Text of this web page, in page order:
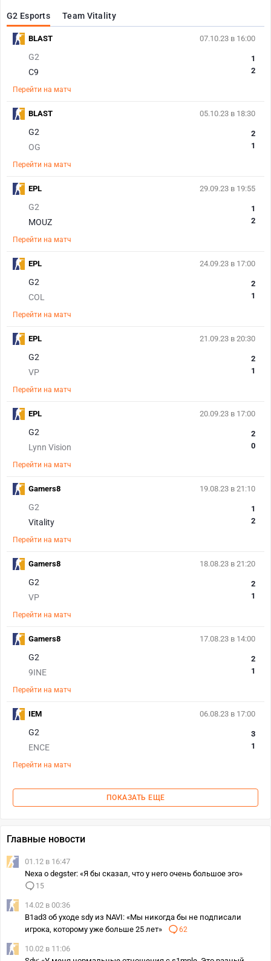
G2 Esports Team Vitality
07.10.23 в 16:00
G2
C9
1
2
Перейти на матч
BLAST
05.10.23 в 18:30
G2
OG
2
1
Перейти на матч
BLAST
29.09.23 в 19:55
G2
MOUZ
1
2
Перейти на матч
EPL
24.09.23 в 17:00
G2
COL
2
1
Перейти на матч
EPL
21.09.23 в 20:30
G2
VP
2
1
Перейти на матч
EPL
20.09.23 в 17:00
G2
Lynn Vision
2
0
Перейти на матч
EPL
19.08.23 в 21:10
G2
Vitality
1
2
Перейти на матч
Gamers8
18.08.23 в 21:20
G2
VP
2
1
Перейти на матч
Gamers8
17.08.23 в 14:00
G2
9INE
2
1
Перейти на матч
Gamers8
06.08.23 в 17:00
G2
ENCE
3
1
Перейти на матч
IEM
ПОКАЗАТЬ ЕЩЕ
Главные новости
01.12 в 16:47
Nexa о degster: «Я бы сказал, что у него очень большое эго»
15
14.02 в 00:36
B1ad3 об уходе sdy из NAVI: «Мы никогда бы не подписали
игрока, которому уже больше 25 лет»
62
10.02 в 11:06